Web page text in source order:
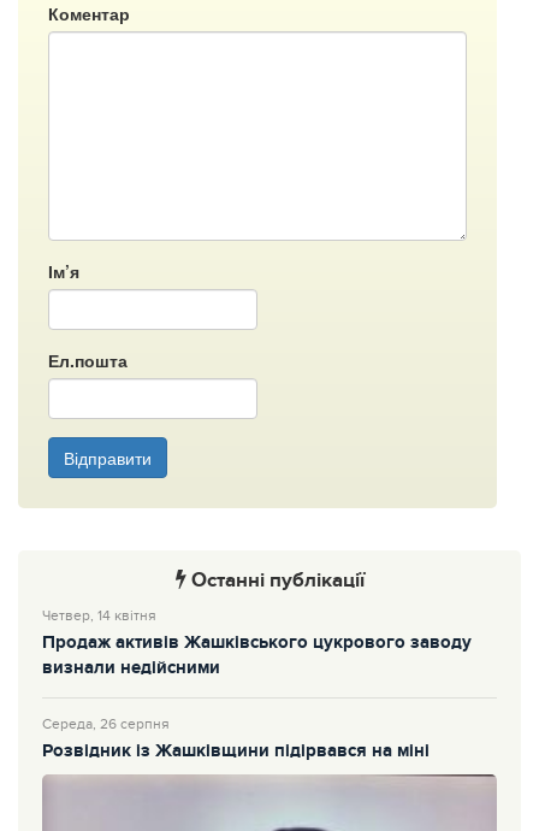
Коментар
Ім’я
Ел.пошта
Відправити
Останні публікації
Четвер, 14 квітня
Продаж активів Жашківського цукрового заводу
визнали недійсними
Середа, 26 серпня
Розвідник із Жашківщини підірвався на міні